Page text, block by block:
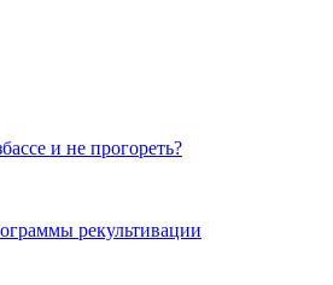
и не прогореть?
рекультивации